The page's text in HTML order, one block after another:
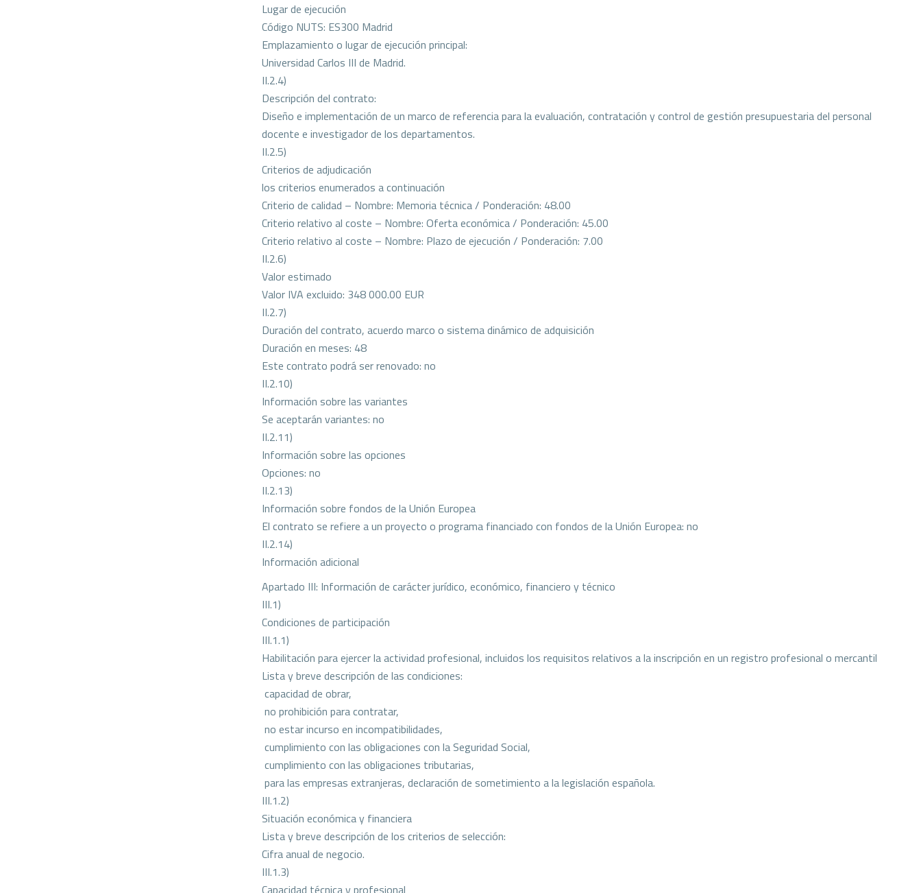
Lugar de ejecución
Código NUTS: ES300 Madrid
Emplazamiento o lugar de ejecución principal:
Universidad Carlos III de Madrid.
II.2.4)
Descripción del contrato:
Diseño e implementación de un marco de referencia para la evaluación, contratación y control de gestión presupuestaria del personal
docente e investigador de los departamentos.
II.2.5)
Criterios de adjudicación
los criterios enumerados a continuación
Criterio de calidad – Nombre: Memoria técnica / Ponderación: 48.00
Criterio relativo al coste – Nombre: Oferta económica / Ponderación: 45.00
Criterio relativo al coste – Nombre: Plazo de ejecución / Ponderación: 7.00
II.2.6)
Valor estimado
Valor IVA excluido: 348 000.00 EUR
II.2.7)
Duración del contrato, acuerdo marco o sistema dinámico de adquisición
Duración en meses: 48
Este contrato podrá ser renovado: no
II.2.10)
Información sobre las variantes
Se aceptarán variantes: no
II.2.11)
Información sobre las opciones
Opciones: no
II.2.13)
Información sobre fondos de la Unión Europea
El contrato se refiere a un proyecto o programa financiado con fondos de la Unión Europea: no
II.2.14)
Información adicional
Apartado III: Información de carácter jurídico, económico, financiero y técnico
III.1)
Condiciones de participación
III.1.1)
Habilitación para ejercer la actividad profesional, incluidos los requisitos relativos a la inscripción en un registro profesional o mercantil
Lista y breve descripción de las condiciones:
 capacidad de obrar,
 no prohibición para contratar,
 no estar incurso en incompatibilidades,
 cumplimiento con las obligaciones con la Seguridad Social,
 cumplimiento con las obligaciones tributarias,
 para las empresas extranjeras, declaración de sometimiento a la legislación española.
III.1.2)
Situación económica y financiera
Lista y breve descripción de los criterios de selección:
Cifra anual de negocio.
III.1.3)
Capacidad técnica y profesional